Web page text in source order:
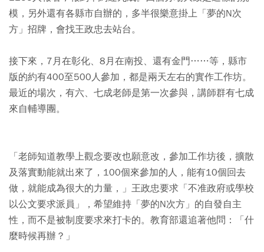
模，另外還有各縣市自辦的，多半很樂意掛上「夢的N次
方」招牌，會找王政忠去站台。
接下來，7月在彰化、8月在南投、還有金門……等，縣市
版的約有400至500人參加，都是兩天左右的實作工作坊。
最近的場次，有六、七成老師是第一次參與，講師群有七成
來自輔導團。
「老師知道教學上觀念要改也願意改，參加工作坊後，擴散
及落實動能就出來了，100個來參加的人，能有10個回去
做，就能成為很大的力量，」王政忠要求「不准政府或學校
以公文要求派員」，希望維持「夢的N次方」的自發自主
性，而不是被制度要求來打卡的。教育部還追著他問：「什
麼時候再辦？」